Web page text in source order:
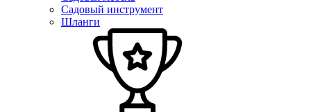
Садовый инструмент
Шланги